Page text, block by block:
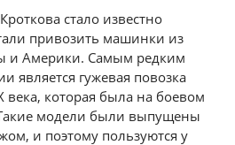
стало известно
привозить машинки из
и Америки. Самым редким
является гужевая повозка
века, которая была на боевом
модели были выпущены
и поэтому пользуются у